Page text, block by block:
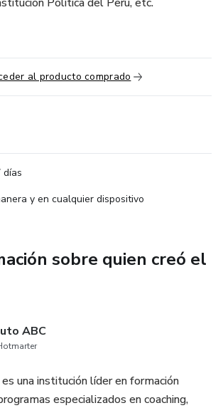
al producto comprado
días
y en cualquier dispositivo
sobre quien creó el
ABC
una institución líder en formación
especializados en coaching,